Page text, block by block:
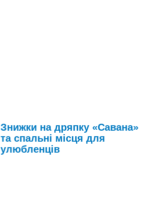
Знижки на дряпку «Савана»
та спальні місця для
улюбленців